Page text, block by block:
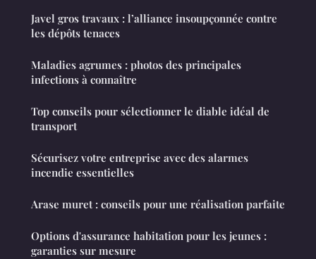
Javel gros travaux : l’alliance insoupçonnée contre
les dépôts tenaces
Maladies agrumes : photos des principales
infections à connaître
Top conseils pour sélectionner le diable idéal de
transport
Sécurisez votre entreprise avec des alarmes
incendie essentielles
Arase muret : conseils pour une réalisation parfaite
Options d'assurance habitation pour les jeunes :
garanties sur mesure